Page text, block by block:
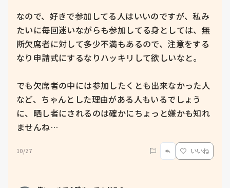
なので、好きで参加してる人はいいのですが、私み
たいに毎回迷いながらも参加してる身としては、無
断欠席者に対して多少不満もあるので、注意をする
なり申請式にするなりハッキリして欲しいなと。
でも欠席者の中には参加したくとも出来なかった人
など、ちゃんとした理由がある人もいるでしょう
に、晒し者にされるのは確かにちょっと嫌かも知れ
ませんね…
10/27 いいね